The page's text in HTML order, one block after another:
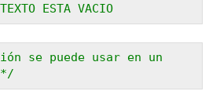
ESTA VACIO
se puede usar en un